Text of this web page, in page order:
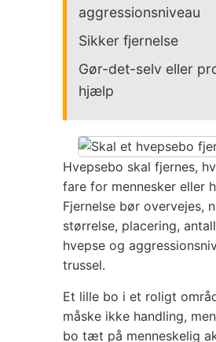
aggressionsniveau
Sikker fjernelse
Gør-det-selv eller
hjælp
Hvepsebo skal fjernes,
fare for mennesker eller
Fjernelse bør overvejes,
størrelse, placering,
hvepse og
trussel.
Et lille bo i et roligt
måske ikke handling,
bo tæt på menneskelig